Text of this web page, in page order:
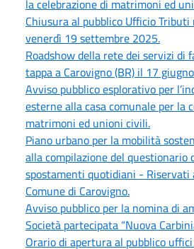
la celebrazione di matrimoni ed
Chiusura al pubblico Ufficio
venerdì 19 settembre 2025.
Roadshow della rete dei servizi di
tappa a Carovigno (BR) il 17
Avviso pubblico esplorativo per
esterne alla casa comunale per la
matrimoni ed unioni civili.
Piano urbano per la mobilità
alla compilazione del questionario
spostamenti quotidiani - Riservati
Comune di Carovigno.
Avviso pubblico per la nomina di
Società partecipata “Nuova
Orario di apertura al pubblico